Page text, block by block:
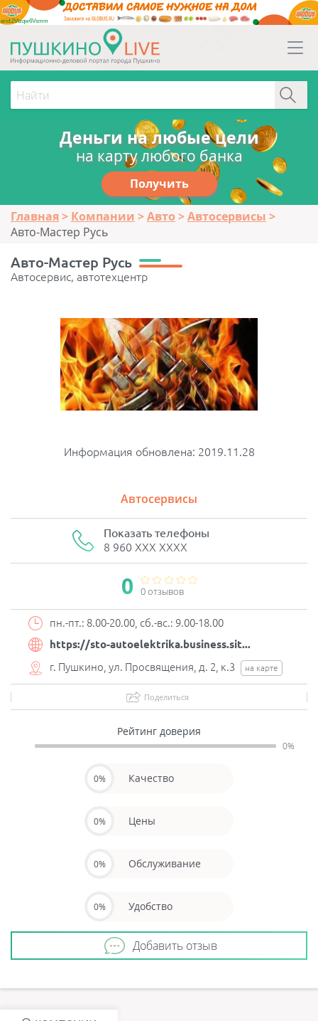
erid:2Vtzqw6Vsmm
Деньги на любые цели
на карту любого банка
Получить
Главная Компании Авто
Автосервисы
Авто-Мастер Русь
Авто-Мастер Русь
Автосервис, автотехцентр
Информация обновлена: 2019.11.28
Автосервисы
Показать телефоны
8 960 XXX XXXX
0 0 отзывов
пн.-пт.: 8.00-20.00, сб.-вс.: 9.00-18.00
https://sto-autoelektrika.business.sit...
г. Пушкино, ул. Просвящения, д. 2, к.3
на карте
Поделиться
Рейтинг доверия
0%
0% Качество
0% Цены
0% Обслуживание
0% Удобство
Добавить отзыв